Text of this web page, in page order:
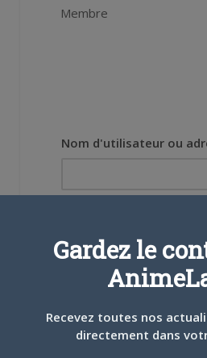
Membre
Nom d'utilisateur ou
Se souvenir de moi
Gardez le
Recevez toutes nos
directement dans